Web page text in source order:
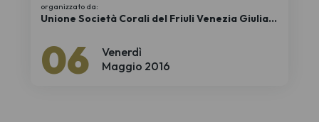
Venerdì
06 Maggio 2016
organizzato da:
Unione Società Corali del Friuli Venezia Giulia